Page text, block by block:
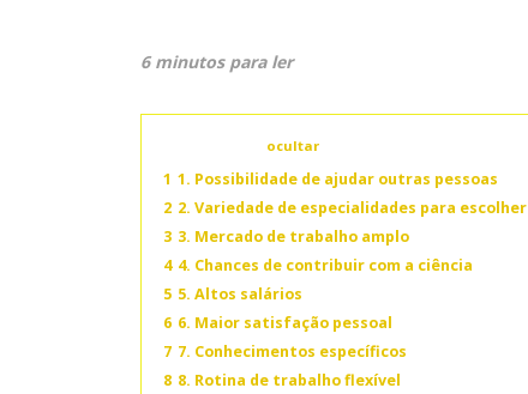
6 minutos para ler
ocultar
1 1. Possibilidade de ajudar outras pessoas
2 2. Variedade de especialidades para escolher
3 3. Mercado de trabalho amplo
4 4. Chances de contribuir com a ciência
5 5. Altos salários
6 6. Maior satisfação pessoal
7 7. Conhecimentos específicos
8 8. Rotina de trabalho flexível